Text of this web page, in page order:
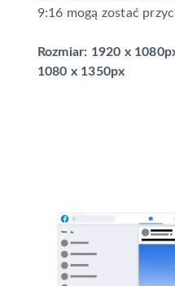
9:16 mogą zostać
Rozmiar: 1920 x
1080 x 1350px